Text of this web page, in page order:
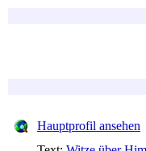
Hauptprofil ansehen